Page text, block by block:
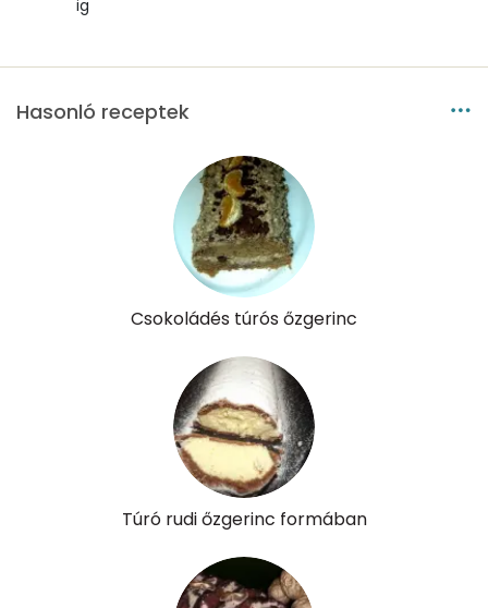
Pantoténsav - B5 vitamin:
Folsav - B9-vitamin:
ig
Hasonló receptek
Csokoládés túrós őzgerinc
Túró rudi őzgerinc formában